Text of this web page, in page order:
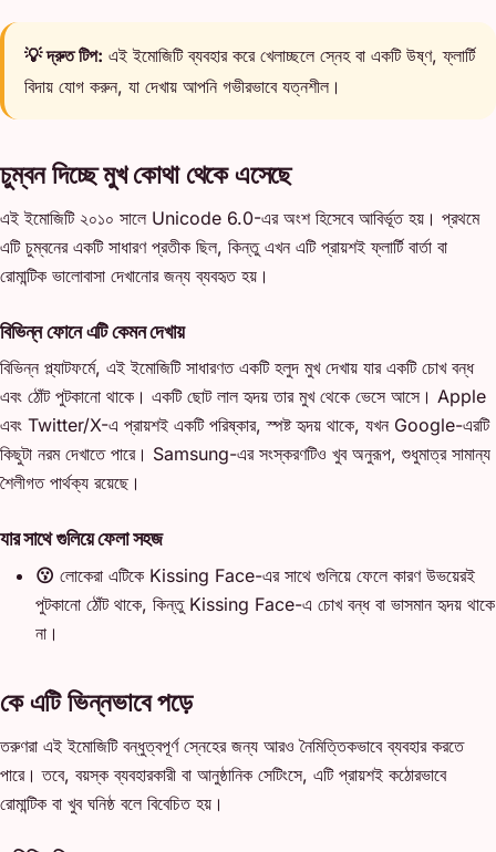
💡 দ্রুত টিপ: এই ইমোজিটি ব্যবহার করে খেলাচ্ছলে স্নেহ বা একটি উষ্ণ, ফ্লার্টি
বিদায় যোগ করুন, যা দেখায় আপনি গভীরভাবে যত্নশীল।
চুম্বন দিচ্ছে মুখ কোথা থেকে এসেছে
এই ইমোজিটি ২০১০ সালে Unicode 6.0-এর অংশ হিসেবে আবির্ভূত হয়। প্রথমে
এটি চুম্বনের একটি সাধারণ প্রতীক ছিল, কিন্তু এখন এটি প্রায়শই ফ্লার্টি বার্তা বা
রোমান্টিক ভালোবাসা দেখানোর জন্য ব্যবহৃত হয়।
বিভিন্ন ফোনে এটি কেমন দেখায়
বিভিন্ন প্ল্যাটফর্মে, এই ইমোজিটি সাধারণত একটি হলুদ মুখ দেখায় যার একটি চোখ বন্ধ
এবং ঠোঁট পুটকানো থাকে। একটি ছোট লাল হৃদয় তার মুখ থেকে ভেসে আসে। Apple
এবং Twitter/X-এ প্রায়শই একটি পরিষ্কার, স্পষ্ট হৃদয় থাকে, যখন Google-এরটি
কিছুটা নরম দেখাতে পারে। Samsung-এর সংস্করণটিও খুব অনুরূপ, শুধুমাত্র সামান্য
শৈলীগত পার্থক্য রয়েছে।
যার সাথে গুলিয়ে ফেলা সহজ
😗 লোকেরা এটিকে Kissing Face-এর সাথে গুলিয়ে ফেলে কারণ উভয়েরই
পুটকানো ঠোঁট থাকে, কিন্তু Kissing Face-এ চোখ বন্ধ বা ভাসমান হৃদয় থাকে
না।
কে এটি ভিন্নভাবে পড়ে
তরুণরা এই ইমোজিটি বন্ধুত্বপূর্ণ স্নেহের জন্য আরও নৈমিত্তিকভাবে ব্যবহার করতে
পারে। তবে, বয়স্ক ব্যবহারকারী বা আনুষ্ঠানিক সেটিংসে, এটি প্রায়শই কঠোরভাবে
রোমান্টিক বা খুব ঘনিষ্ঠ বলে বিবেচিত হয়।